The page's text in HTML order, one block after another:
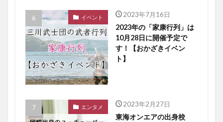
イベント 2023年7月16日
2023年の「家康行列」は
10月28日に開催予定で
す！【おかざきイベン
ト】
エンタメ 2023年2月27日
東海オンエアの出身校